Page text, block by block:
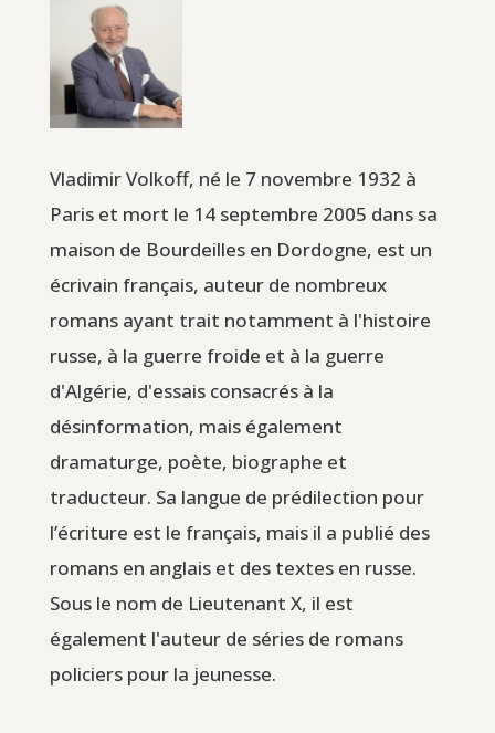
Vladimir Volkoff, né le 7 novembre 1932 à
Paris et mort le 14 septembre 2005 dans sa
maison de Bourdeilles en Dordogne, est un
écrivain français, auteur de nombreux
romans ayant trait notamment à l'histoire
russe, à la guerre froide et à la guerre
d'Algérie, d'essais consacrés à la
désinformation, mais également
dramaturge, poète, biographe et
traducteur. Sa langue de prédilection pour
l’écriture est le français, mais il a publié des
romans en anglais et des textes en russe.
Sous le nom de Lieutenant X, il est
également l'auteur de séries de romans
policiers pour la jeunesse.